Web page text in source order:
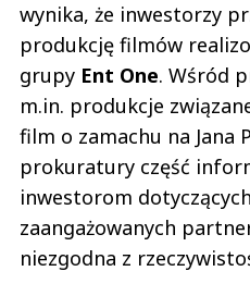
wynika, że inwestorzy
produkcję filmów
grupy Ent One. Wśród
m.in. produkcje
film o zamachu na Jana
prokuratury część
inwestorom
zaangażowanych
niezgodna z